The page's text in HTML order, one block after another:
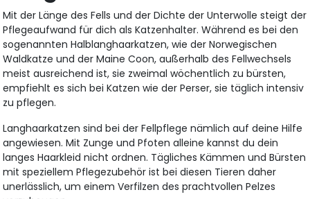
Mit der Länge des Fells und der Dichte der Unterwolle steigt der
Pflegeaufwand für dich als Katzenhalter. Während es bei den
sogenannten Halblanghaarkatzen, wie der Norwegischen
Waldkatze und der Maine Coon, außerhalb des Fellwechsels
meist ausreichend ist, sie zweimal wöchentlich zu bürsten,
empfiehlt es sich bei Katzen wie der Perser, sie täglich intensiv
zu pflegen.
Langhaarkatzen sind bei der Fellpflege nämlich auf deine Hilfe
angewiesen. Mit Zunge und Pfoten alleine kannst du dein
langes Haarkleid nicht ordnen. Tägliches Kämmen und Bürsten
mit speziellem Pflegezubehör ist bei diesen Tieren daher
unerlässlich, um einem Verfilzen des prachtvollen Pelzes